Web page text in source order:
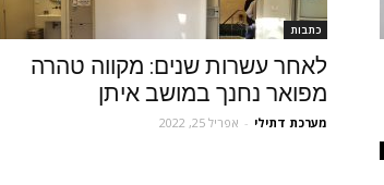
כתבות
לאחר עשרות שנים: מקווה טהרה
מפואר נחנך במושב איתן
מערכת דתילי - אפריל 25, 2022